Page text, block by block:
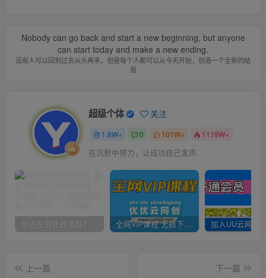
Nobody can go back and start a new beginning, but anyone
can start today and make a new ending.
没有人可以回到过去从头再来，但是每个人都可以从今天开始，创造一个全新的结
局
超级个体 关注
1.6W+ 0 101W+ 1119W+
在沉默中努力，让成功自己发声
你还在到处找项目？还在当韭菜？我靠卖项目一个月收入5万+，曾经我也是个失败者。 全网VIP课程 无损下载~
上一篇
下一篇